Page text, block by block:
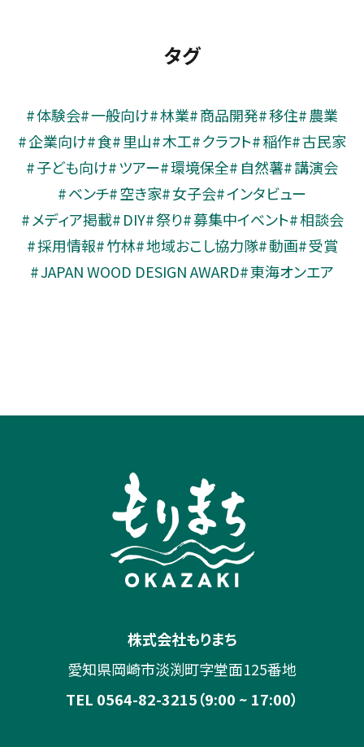
タグ
体験会 一般向け 林業 商品開発 移住 農業
企業向け 食 里山 木工 クラフト 稲作 古民家
子ども向け
ツアー 環境保全 自然薯 講演会
ベンチ 空き家 女子会 インタビュー
メディア掲載 DIY 祭り 募集中イベント 相談会
採用情報 竹林 地域おこし協力隊 動画 受賞
JAPAN WOOD DESIGN AWARD 東海オンエア
株式会社もりまち
愛知県岡崎市淡渕町字堂面125番地
TEL 0564-82-3215（9:00 ~ 17:00）